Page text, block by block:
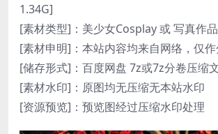
1.34G]
[素材类型]：美少女Cosplay 或 写真作品
[素材申明]：本站内容均来自网络，仅
[储存形式]：百度网盘 7z或7z分卷压缩
[素材水印]：原图均无压缩无本站水印
[资源预览]：预览图经过压缩水印处理